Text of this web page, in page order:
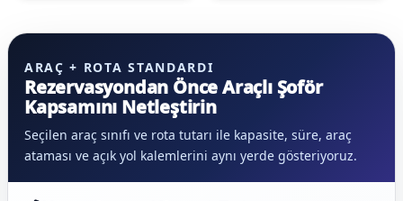
ARAÇ + ROTA STANDARDI
Rezervasyondan Önce Araçlı Şoför
Kapsamını Netleştirin
Seçilen araç sınıfı ve rota tutarı ile kapasite, süre, araç
ataması ve açık yol kalemlerini aynı yerde gösteriyoruz.